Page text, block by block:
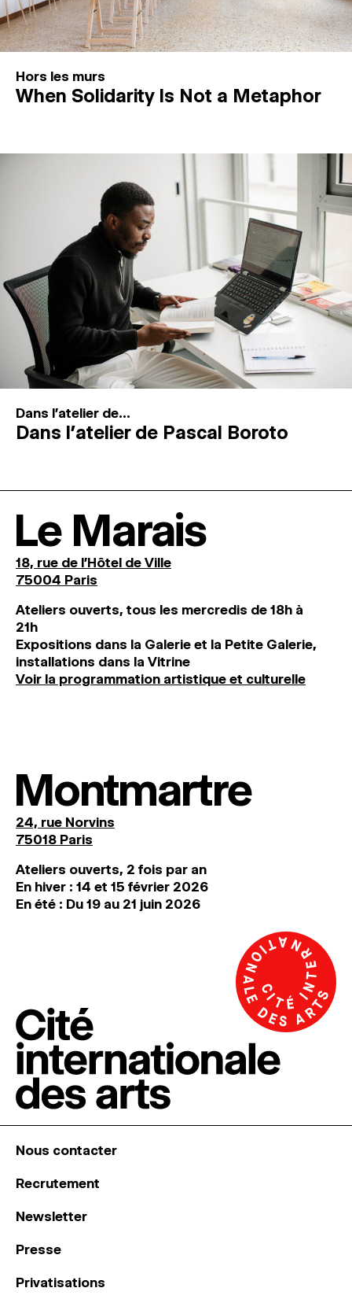
Hors les murs
When Solidarity Is Not a Metaphor
Dans l'atelier de...
Dans l’atelier de Pascal Boroto
Le Marais
18, rue de l'Hôtel de Ville
75004 Paris
Ateliers ouverts, tous les mercredis de 18h à
21h
Expositions dans la Galerie et la Petite Galerie,
installations dans la Vitrine
Voir la programmation artistique et culturelle
Montmartre
24, rue Norvins
75018 Paris
Ateliers ouverts, 2 fois par an
En hiver : 14 et 15 février 2026
En été : Du 19 au 21 juin 2026
Nous contacter
Recrutement
Newsletter
Presse
Privatisations